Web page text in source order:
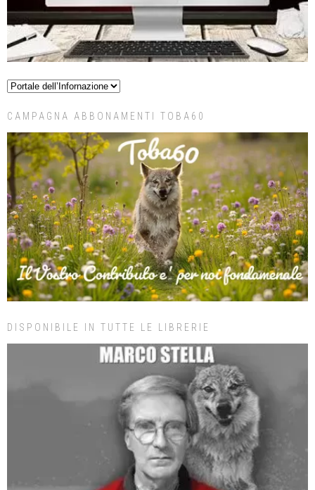
CAMPAGNA ABBONAMENTI TOBA60
DISPONIBILE IN TUTTE LE LIBRERIE